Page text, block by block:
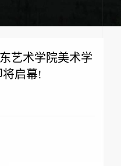
艺术学院美术学
将启幕!